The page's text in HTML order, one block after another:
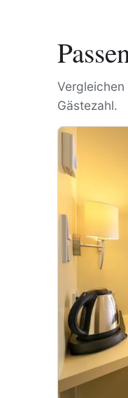
Gästezahl.